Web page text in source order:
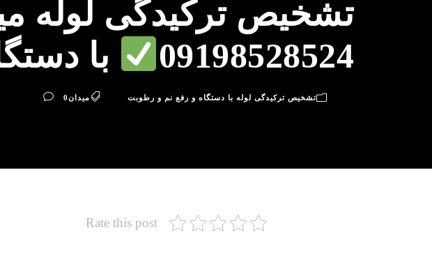
تشخیص ترکیدگی لوله
09198528524
با
تشخیص ترکیدگی لوله با دستگاه و رفع نم و رطوبت میدان0
Rate this post